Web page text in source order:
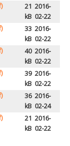
21
kB
2016-
02-22
33
kB
2016-
02-22
40
kB
2016-
02-22
39
kB
2016-
02-22
36
kB
2016-
02-24
21
kB
2016-
02-22